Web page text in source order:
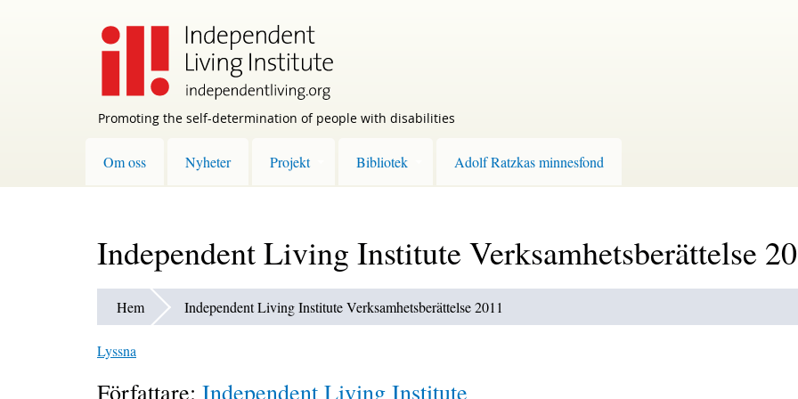
Promoting the self-determination of people with disabilities
Om oss Nyheter Projekt Bibliotek Adolf Ratzkas minnesfond
Independent Living Institute Verksamhetsberättelse
Hem Independent Living Institute Verksamhetsberättelse 2011
Lyssna
Författare: Independent Living Institute